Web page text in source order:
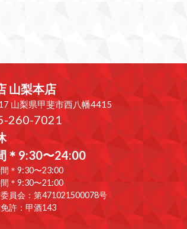
山梨本店
山梨県甲斐市西八幡4415
260-7021
＊9:30〜24:00
＊9:30〜23:00
＊9:30〜21:00
員会：第471021500078号
許：甲酒143